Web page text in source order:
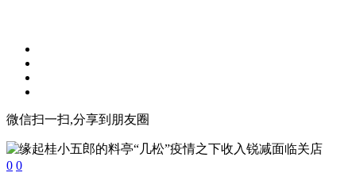
微信扫一扫,分享到朋友圈
0 0